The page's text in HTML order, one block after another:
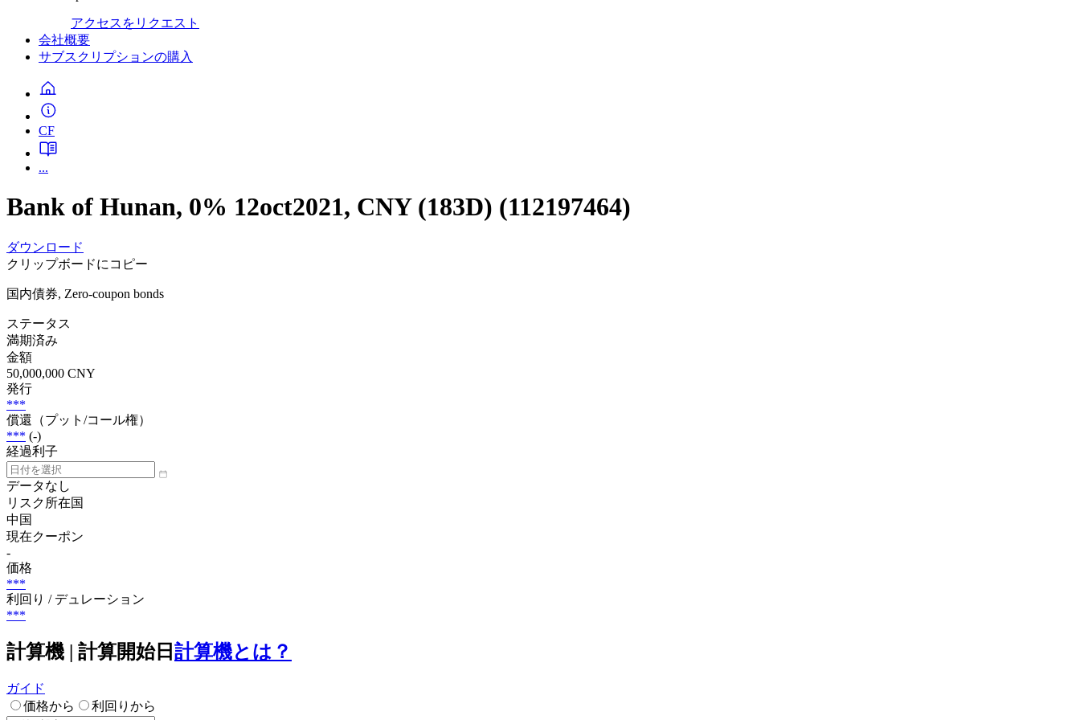
アクセスをリクエスト
会社概要
サブスクリプションの購入
CF
...
Bank of Hunan, 0% 12oct2021, CNY (183D) (112197464)
ダウンロード
クリップボードにコピー
国内債券, Zero-coupon bonds
ステータス
満期済み
金額
50,000,000 CNY
発行
***
償還（プット/コール権）
*** (-)
経過利子
データなし
リスク所在国
中国
現在クーポン
-
価格
***
利回り / デュレーション
***
計算機 | 計算開始日 計算機とは？
ガイド
価格から
利回りから